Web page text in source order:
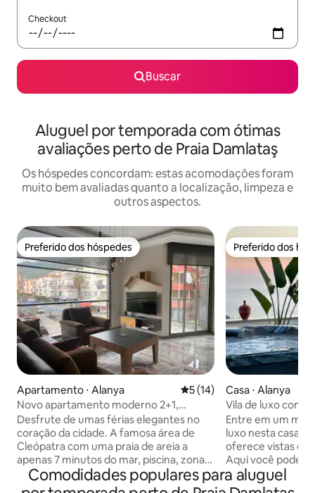
Checkout
Buscar
Aluguel por temporada com ótimas
avaliações perto de Praia Damlataş
Os hóspedes concordam: estas acomodações foram
muito bem avaliadas quanto a localização, limpeza e
outros aspectos.
Preferido dos hóspedes
Preferido dos hóspedes
Apartamento ⋅ Alanya 5 de uma avaliação média
5 (14)
Novo apartamento moderno 2+1,
Cleópatra ao lado do mar
Desfrute de umas férias elegantes no
coração da cidade. A famosa área de
Cleópatra com uma praia de areia a
apenas 7 minutos do mar, piscina, zona
aconchegante cercada, férias
relaxantes com família, cafés,
Preferido dos
Preferido dos
Casa ⋅ Alanya
Vila de luxo com
Entre em um
luxo nesta casa
oferece vistas
Aqui você pode
desfrutar de uma
hidromassagem
Comodidades populares para aluguel